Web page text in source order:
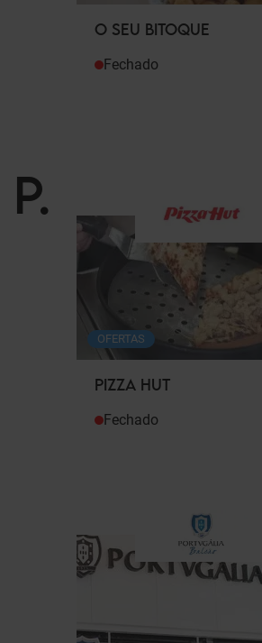
O SEU BITOQUE
Fechado
P.
PIZZA HUT
OFERTAS
Fechado